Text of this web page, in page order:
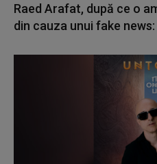
Raed Arafat, după ce o
din cauza unui fake